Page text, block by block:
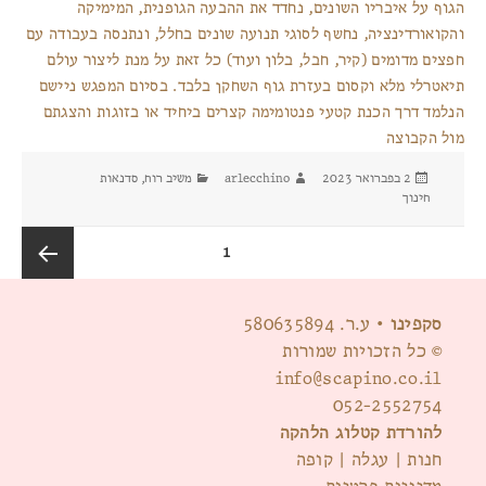
הגוף על איבריו השונים, נחדד את ההבעה הגופנית, המימיקה
והקואורדינציה, נחשף לסוגי תנועה שונים בחלל, ונתנסה בעבודה עם
חפצים מדומים (קיר, חבל, בלון ועוד) כל זאת על מנת ליצור עולם
תיאטרלי מלא וקסום בעזרת גוף השחקן בלבד. בסיום המפגש ניישם
הנלמד דרך הכנת קטעי פנטומימה קצרים ביחיד או בזוגות והצגתם
מול הקבוצה
פורסם
בתאריך
2 בפברואר 2023 מחבר
arlecchino קטגוריות
משיב רוח,סדנאות
חינוך
עמוד1
סקפינו • ע.ר. 580635894
© כל הזכויות שמורות
info@scapino.co.il
052-2552754
להורדת קטלוג הלהקה
חנות| עגלה |קופה